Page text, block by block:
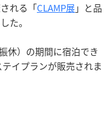
れる「CLAMP展」と品
た。
休）の期間に宿泊でき
イプランが販売されま